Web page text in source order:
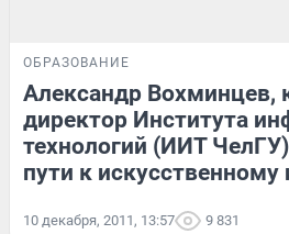
ОБРАЗОВАНИЕ
Александр Вохминцев,
директор Института
технологий (ИИТ
пути к искусственному
10 декабря, 2011, 13:57 9 831